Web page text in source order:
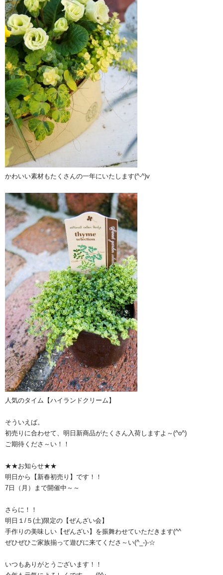
かわいい素材もたくさんの一年にいたします(^-^)v
人気のタイム【ハイランドクリーム】
そういえば。
初売りに合わせて、明日新商品がたくさん入荷しますよ～(^o^)
ご期待くださ～い！！
★★お知らせ★★
明日から【新春初売り】です！！
7日（月）まで開催中～～
さらに！！
明日１/５(土)限定の【ぜんざい会】
手作りの美味しい【ぜんざい】を振舞わせていただきます(^^ゞ
ぜひぜひご家族揃って遊びに来てくださ～い(^_-)-☆
いつもありがとうございます！！